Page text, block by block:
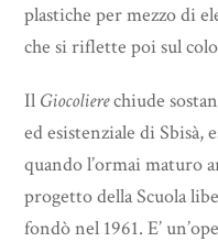
plastiche per mezzo di
che si riflette poi sul
Il Giocolierechiude
ed esistenziale di Sbisà,
quando l’ormai maturo
progetto della Scuola
fondò nel 1961. E’